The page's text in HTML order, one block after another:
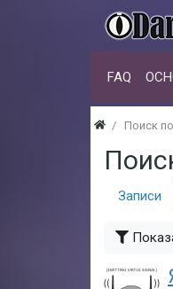
FAQ
Поиск
Записи